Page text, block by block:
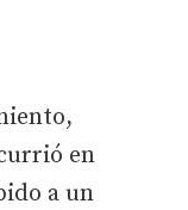
en
a un